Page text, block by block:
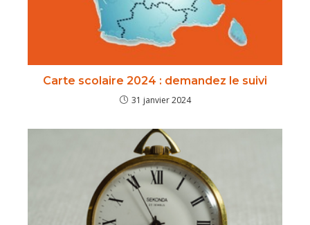
Carte scolaire 2024 : demandez le suivi
31 janvier 2024